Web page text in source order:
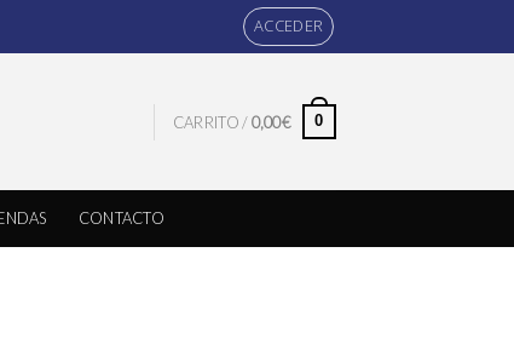
ACCEDER
CARRITO /0,00€ 0
CONTACTO